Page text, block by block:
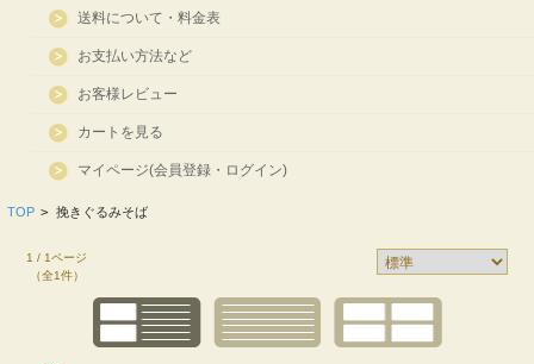
送料について・料金表
お支払い方法など
お客様レビュー
カートを見る
マイページ(会員登録・ログイン)
TOP > 挽きぐるみそば
1 / 1ページ
（全1件）